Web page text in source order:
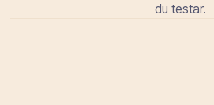
du testar.